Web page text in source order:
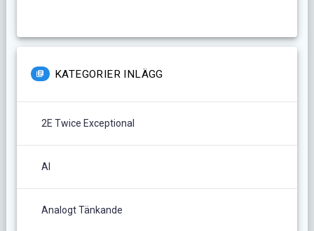
KATEGORIER INLÄGG
2E Twice Exceptional
AI
Analogt Tänkande